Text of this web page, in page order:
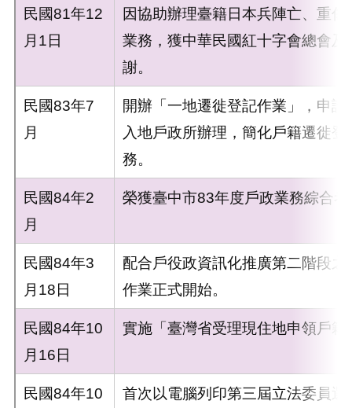
民國81年12
月1日
因協助辦理臺籍日本兵陣亡、重
業務，獲中華民國紅十字會總會及
謝。
民國83年7
月
開辦「一地遷徙登記作業」，申
入地戶政所辦理，簡化戶籍遷徙
務。
民國84年2
月
榮獲臺中市83年度戶政業務綜合
民國84年3
月18日
配合戶役政資訊化推廣第二階段之
作業正式開始。
民國84年10
月16日
實施「臺灣省受理現住地申領戶籍
民國84年10
首次以電腦列印第三屆立法委員選